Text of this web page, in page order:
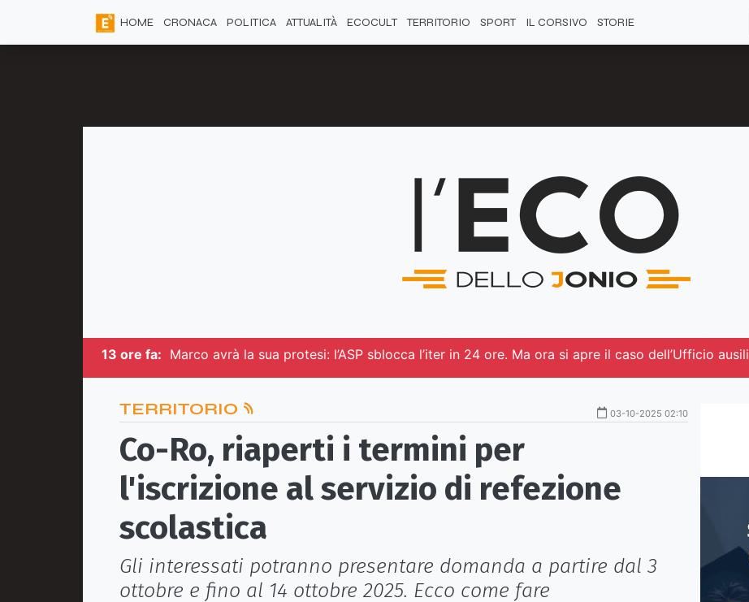
HOME CRONACA POLITICA ATTUALITÀ ECOCULT TERRITORIO SPORT IL CORSIVO STORIE
13 ore fa: Marco avrà la sua protesi: l’ASP sblocca l’iter in 24 ore. Ma ora si apre il caso dell’Ufficio ausili
TERRITORIO 03-10-2025 02:10
Co-Ro, riaperti i termini per
l'iscrizione al servizio di refezione
scolastica
Gli interessati potranno presentare domanda a partire dal 3
ottobre e fino al 14 ottobre 2025. Ecco come fare